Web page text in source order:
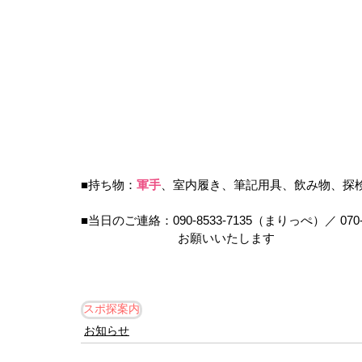
■持ち物： 軍手 、室内履き、筆記用具、飲み物、探
■当日のご連絡：090-8533-7135（まりっぺ）／
お願いいたします
スポ探案内
お知らせ